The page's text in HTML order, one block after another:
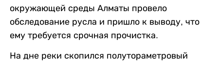
окружающей среды Алматы провело
обследование русла и пришло к выводу, что
ему требуется срочная прочистка.
На дне реки скопился полутораметровый